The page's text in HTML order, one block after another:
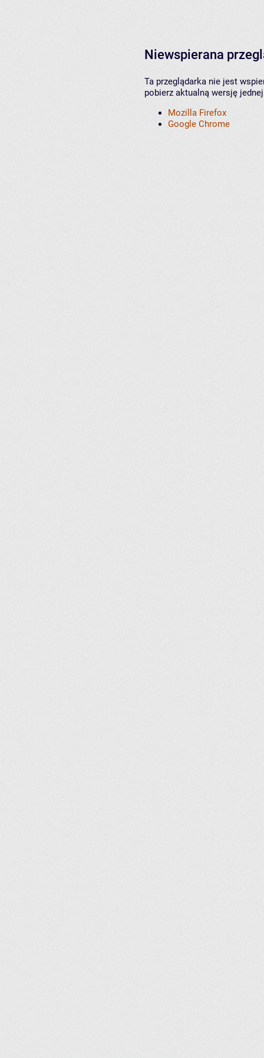
Niewspierana
Ta przeglądarka nie jest
pobierz aktualną wersję
Mozilla Firefox
Google Chrome